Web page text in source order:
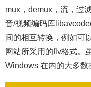
mux，demux，流，过
音/视频编码库
间的相互转换，例如可
网站所采用的flv格式。
Windows 在内的大多数